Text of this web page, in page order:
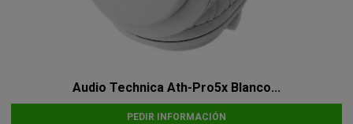
Audio Technica Ath-Pro5x Blanco...
PEDIR INFORMACIÓN